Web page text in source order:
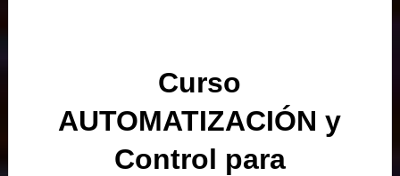
Curso
AUTOMATIZACIÓN y
Control para